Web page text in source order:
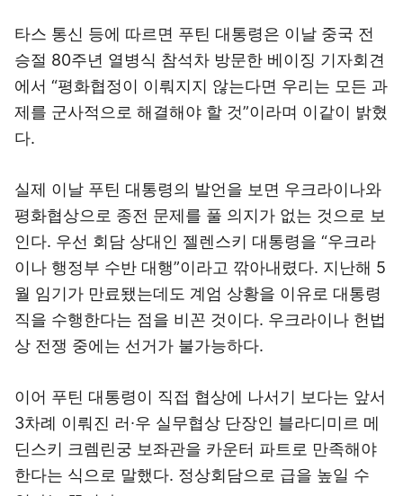
타스 통신 등에 따르면 푸틴 대통령은 이날 중국 전
승절 80주년 열병식 참석차 방문한 베이징 기자회견
에서 “평화협정이 이뤄지지 않는다면 우리는 모든 과
제를 군사적으로 해결해야 할 것”이라며 이같이 밝혔
다.
실제 이날 푸틴 대통령의 발언을 보면 우크라이나와
평화협상으로 종전 문제를 풀 의지가 없는 것으로 보
인다. 우선 회담 상대인 젤렌스키 대통령을 “우크라
이나 행정부 수반 대행”이라고 깎아내렸다. 지난해 5
월 임기가 만료됐는데도 계엄 상황을 이유로 대통령
직을 수행한다는 점을 비꼰 것이다. 우크라이나 헌법
상 전쟁 중에는 선거가 불가능하다.
이어 푸틴 대통령이 직접 협상에 나서기 보다는 앞서
3차례 이뤄진 러∙우 실무협상 단장인 블라디미르 메
딘스키 크렘린궁 보좌관을 카운터 파트로 만족해야
한다는 식으로 말했다. 정상회담으로 급을 높일 수